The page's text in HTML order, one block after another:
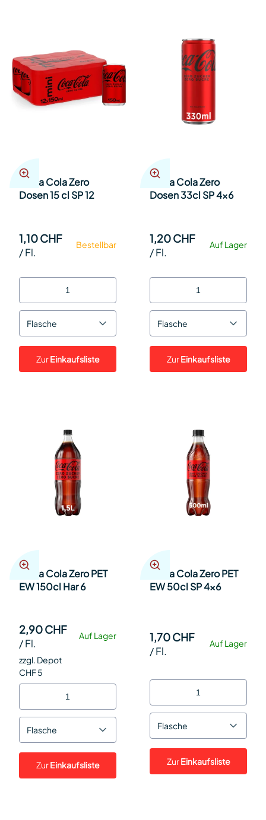
Coca Cola Zero
Dosen 15 cl SP 12
Bestellbar
1,10 CHF
/Fl.
Flasche
ZurEinkaufsliste
Coca Cola Zero
Dosen 33cl SP 4x6
Auf Lager
1,20 CHF
/Fl.
Flasche
ZurEinkaufsliste
Coca Cola Zero PET
EW 150cl Har 6
Auf Lager
2,90 CHF
/Fl.
zzgl. Depot
CHF 5
Flasche
ZurEinkaufsliste
Coca Cola Zero PET
EW 50cl SP 4x6
Auf Lager
1,70 CHF
/Fl.
Flasche
ZurEinkaufsliste